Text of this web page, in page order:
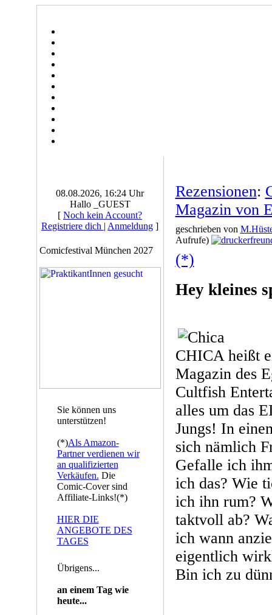
08.08.2026, 16:24 Uhr
Hallo _GUEST
[ Noch kein Account?
Registriere dich | Anmeldung ]
Comicfestival München 2027
Sie können uns
unterstützen!
(*)Als Amazon-
Partner verdienen wir
an qualifizierten
Verkäufen. Die
Comic-Cover sind
Affiliate-Links!(*)
HIER DIE
ANGEBOTE DES
TAGES
Übrigens...
an einem Tag wie
heute...
Rezensionen:
Magazin von
geschrieben von
Aufrufe)
(*)
Hey kleines
CHICA heißt
Magazin des
Cultfish
alles um das
Jungs! In
sich nämlich
Gefalle ich
ich das? Wie
ich ihn rum?
taktvoll ab?
ich wann
eigentlich
Bin ich zu